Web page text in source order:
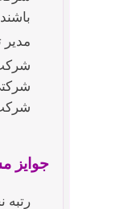
جوایز
رتبه نخست: